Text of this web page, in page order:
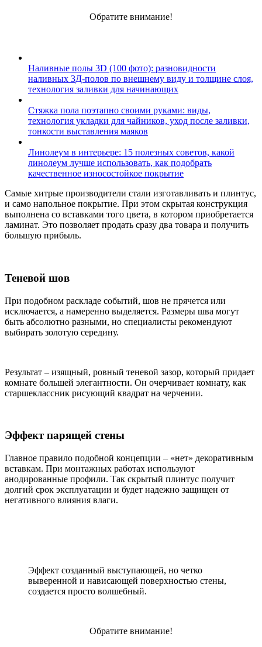
Обратите внимание!
Наливные полы 3D (100 фото): разновидности
наливных 3Д-полов по внешнему виду и толщине слоя,
технология заливки для начинающих
Стяжка пола поэтапно своими руками: виды,
технология укладки для чайников, уход после заливки,
тонкости выставления маяков
Линолеум в интерьере: 15 полезных советов, какой
линолеум лучше использовать, как подобрать
качественное износостойкое покрытие
Самые хитрые производители стали изготавливать и плинтус,
и само напольное покрытие. При этом скрытая конструкция
выполнена со вставками того цвета, в котором приобретается
ламинат. Это позволяет продать сразу два товара и получить
большую прибыль.
Теневой шов
При подобном раскладе событий, шов не прячется или
исключается, а намеренно выделяется. Размеры шва могут
быть абсолютно разными, но специалисты рекомендуют
выбирать золотую середину.
Результат – изящный, ровный теневой зазор, который придает
комнате большей элегантности. Он очерчивает комнату, как
старшеклассник рисующий квадрат на черчении.
Эффект парящей стены
Главное правило подобной концепции – «нет» декоративным
вставкам. При монтажных работах используют
анодированные профили. Так скрытый плинтус получит
долгий срок эксплуатации и будет надежно защищен от
негативного влияния влаги.
Эффект созданный выступающей, но четко
выверенной и нависающей поверхностью стены,
создается просто волшебный.
Обратите внимание!